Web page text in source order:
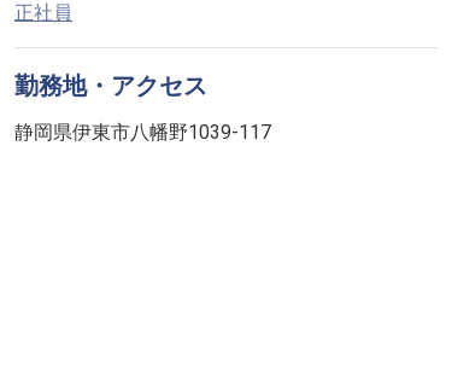
正社員
勤務地・アクセス
静岡県伊東市八幡野1039-117